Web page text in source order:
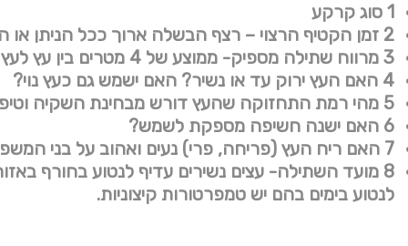
1 סוג קרקע
2 זמן הקטיף הרצוי – רצף הבשלה ארוך ככל הניתן או התחמקות ממזיקים
3 מרווח שתילה מספיק- ממוצע של 4 מטרים בין עץ לעץ ובהתאם לגודל העץ
4 האם העץ ירוק עד או נשיר? האם ישמש גם כעץ נוי?
5 מהי רמת התחזוקה שהעץ דורש מבחינת השקיה וטיפול במזיקים
6 האם ישנה חשיפה מספקת לשמש?
7 האם ריח העץ (פריחה, פרי) נעים ואהוב על בני המשפחה ואינו גורם לאלרגיות (לדוגמת פריחת הזית)
8 מועד השתילה- עצים נשירים עדיף לנטוע בחורף
לנטוע בימים בהם יש טמפרטורות קיצוניות.